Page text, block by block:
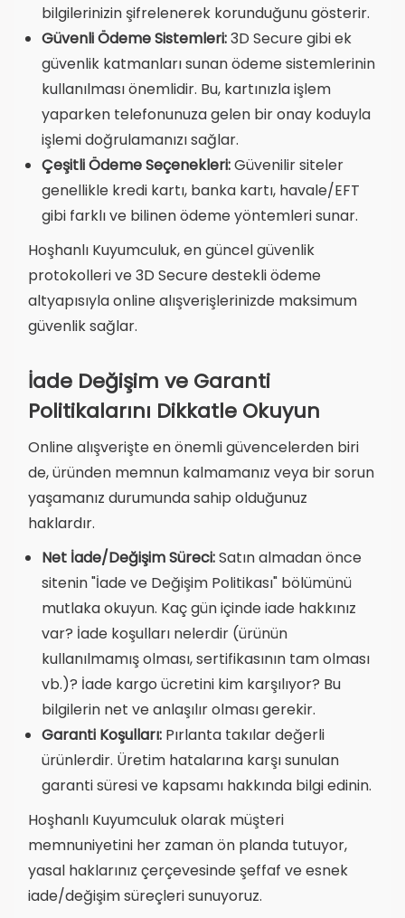
bilgilerinizin şifrelenerek korunduğunu gösterir.
Güvenli Ödeme Sistemleri:3D Secure gibi ek
güvenlik katmanları sunan ödeme sistemlerinin
kullanılması önemlidir. Bu, kartınızla işlem
yaparken telefonunuza gelen bir onay koduyla
işlemi doğrulamanızı sağlar.
Çeşitli Ödeme Seçenekleri:Güvenilir siteler
genellikle kredi kartı, banka kartı, havale/EFT
gibi farklı ve bilinen ödeme yöntemleri sunar.
Hoşhanlı Kuyumculuk, en güncel güvenlik
protokolleri ve 3D Secure destekli ödeme
altyapısıyla online alışverişlerinizde maksimum
güvenlik sağlar.
İade Değişim ve Garanti
Politikalarını Dikkatle Okuyun
Online alışverişte en önemli güvencelerden biri
de, üründen memnun kalmamanız veya bir sorun
yaşamanız durumunda sahip olduğunuz
haklardır.
Net İade/Değişim Süreci:Satın almadan önce
sitenin "İade ve Değişim Politikası" bölümünü
mutlaka okuyun. Kaç gün içinde iade hakkınız
var? İade koşulları nelerdir (ürünün
kullanılmamış olması, sertifikasının tam olması
vb.)? İade kargo ücretini kim karşılıyor? Bu
bilgilerin net ve anlaşılır olması gerekir.
Garanti Koşulları: Pırlanta takılar değerli
ürünlerdir. Üretim hatalarına karşı sunulan
garanti süresi ve kapsamı hakkında bilgi edinin.
Hoşhanlı Kuyumculuk olarak müşteri
memnuniyetini her zaman ön planda tutuyor,
yasal haklarınız çerçevesinde şeffaf ve esnek
iade/değişim süreçleri sunuyoruz.